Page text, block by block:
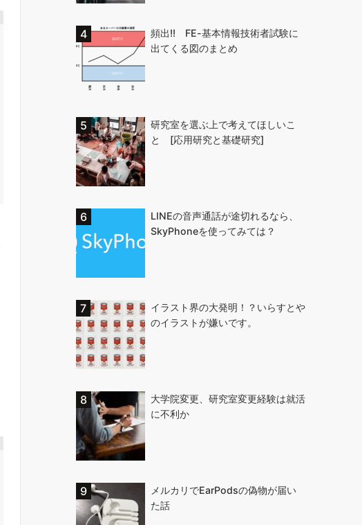
頻出!! FE-基本情報技術者試験に
出てくる図のまとめ
研究室を選ぶ上で考えてほしいこ
と [応用研究と基礎研究]
LINEの音声通話が途切れるなら、
SkyPhoneを使ってみては？
イラスト界の大発明！？いらすとや
のイラストが嫌いです。
大学院変更、研究室変更経験は就活
に不利か
メルカリでEarPodsの偽物が届い
た話